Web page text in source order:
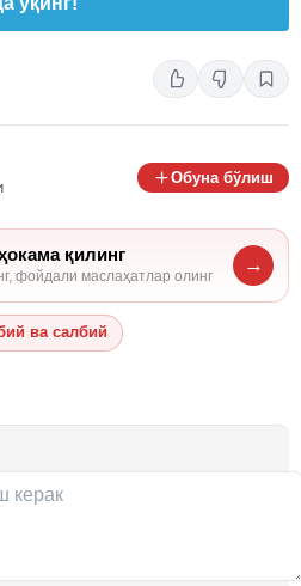
Обуна бўлиш
қилинг
фойдали маслаҳатлар олинг
→
ва салбий